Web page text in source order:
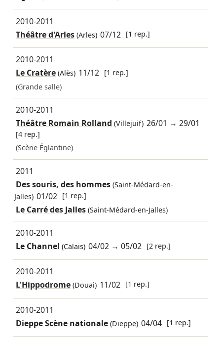
2010-2011
Théâtre d'Arles(Arles) 07/12 [1 rep.]
2010-2011
Le Cratère(Alès) 11/12 [1 rep.]
(Grande salle)
2010-2011
Théâtre Romain Rolland (Villejuif) 26/01 →29/01
[4 rep.]
(Scène Églantine)
2011
Des souris, des hommes(Saint-Médard-en-
Jalles) 01/02 [1 rep.]
Le Carré des Jalles (Saint-Médard-en-Jalles)
2010-2011
Le Channel (Calais) 04/02 →05/02 [2 rep.]
2010-2011
L'Hippodrome(Douai) 11/02 [1 rep.]
2010-2011
Dieppe Scène nationale(Dieppe) 04/04 [1 rep.]